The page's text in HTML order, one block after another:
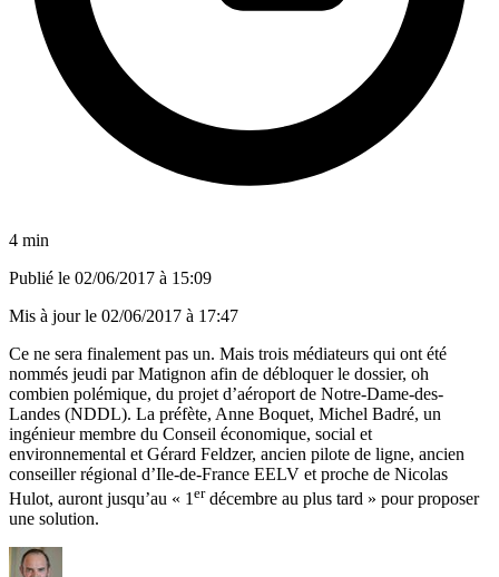
4 min
Publié le 02/06/2017 à 15:09
Mis à jour le 02/06/2017 à 17:47
Ce ne sera finalement pas un. Mais trois médiateurs qui ont été
nommés jeudi par Matignon afin de débloquer le dossier, oh
combien polémique, du projet d’aéroport de Notre-Dame-des-
Landes (NDDL). La préfète, Anne Boquet, Michel Badré, un
ingénieur membre du Conseil économique, social et
environnemental et Gérard Feldzer, ancien pilote de ligne, ancien
conseiller régional d’Ile-de-France EELV et proche de Nicolas
Hulot, auront jusqu’au « 1 erdécembre au plus tard » pour proposer
une solution.